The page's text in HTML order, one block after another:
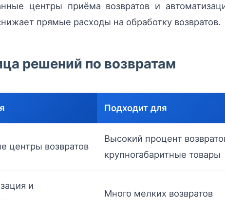
центры приёма возвратов и
прямые расходы на обработку возвратов.
решений по возвратам
Подходит для
центры возвратов
Высокий процент
крупногабаритные товары
и
Много мелких возвратов